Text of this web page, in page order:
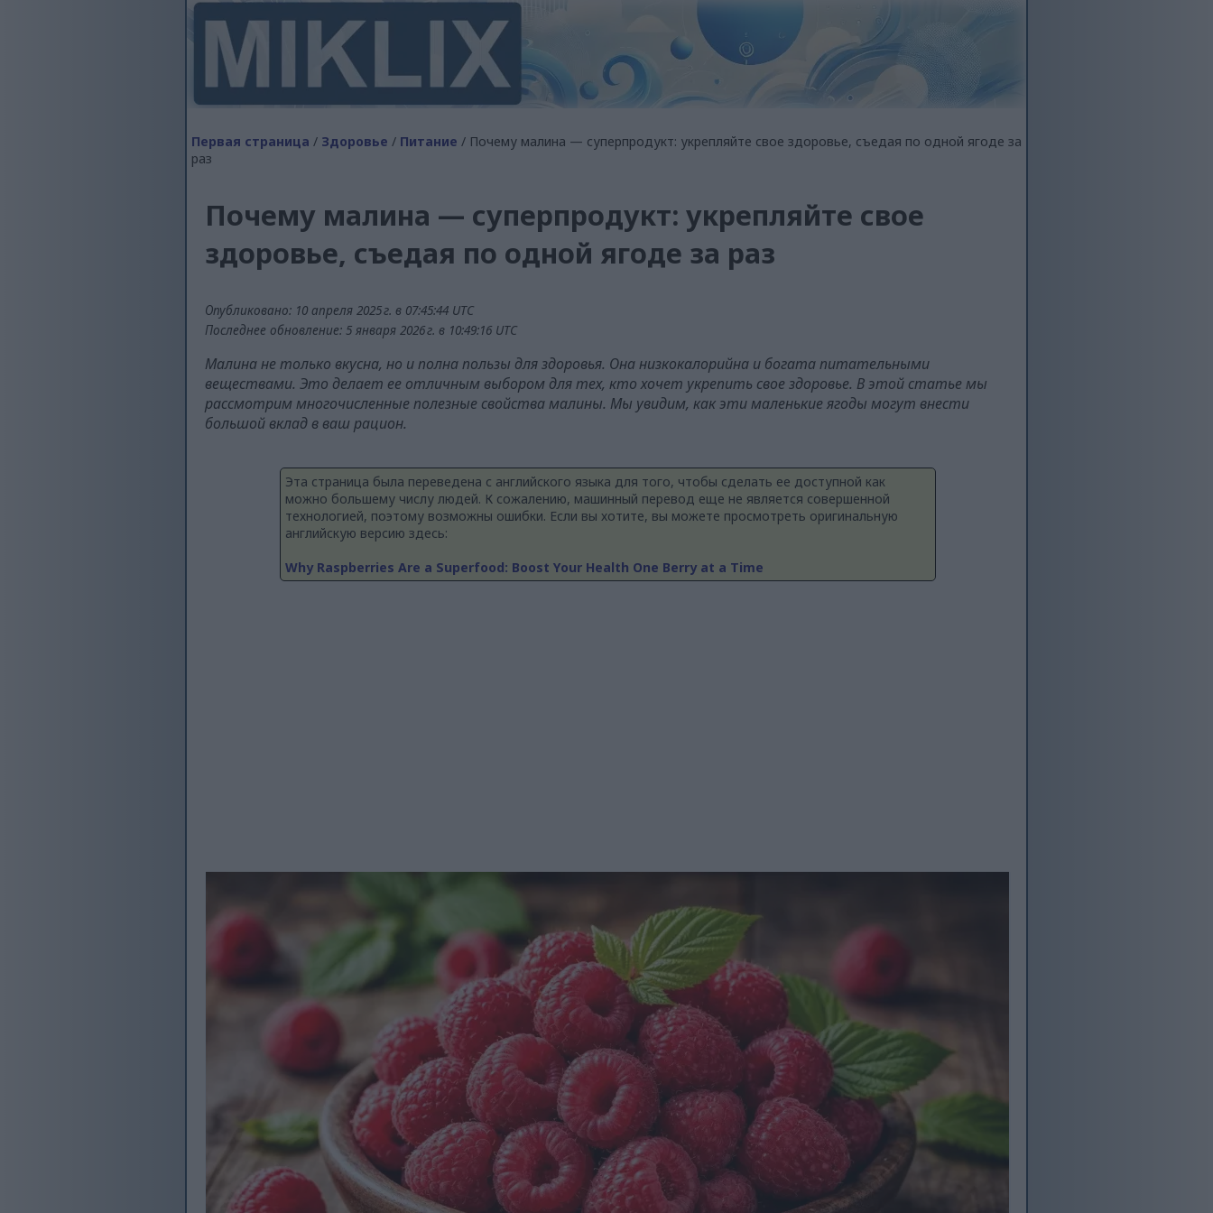
Первая страница / Здоровье / Питание / Почему малина — суперпродукт: укрепляйте свое здоровье, съедая по одной ягоде за
раз
Почему малина — суперпродукт: укрепляйте свое
здоровье, съедая по одной ягоде за раз
Опубликовано: 10 апреля 2025 г. в 07:45:44 UTC
Последнее обновление: 5 января 2026 г. в 10:49:16 UTC
Малина не только вкусна, но и полна пользы для здоровья. Она низкокалорийна и богата питательными
веществами. Это делает ее отличным выбором для тех, кто хочет укрепить свое здоровье. В этой статье мы
рассмотрим многочисленные полезные свойства малины. Мы увидим, как эти маленькие ягоды могут внести
большой вклад в ваш рацион.
Эта страница была переведена с английского языка для того, чтобы сделать ее доступной как
можно большему числу людей. К сожалению, машинный перевод еще не является совершенной
технологией, поэтому возможны ошибки. Если вы хотите, вы можете просмотреть оригинальную
английскую версию здесь:
Why Raspberries Are a Superfood: Boost Your Health One Berry at a Time